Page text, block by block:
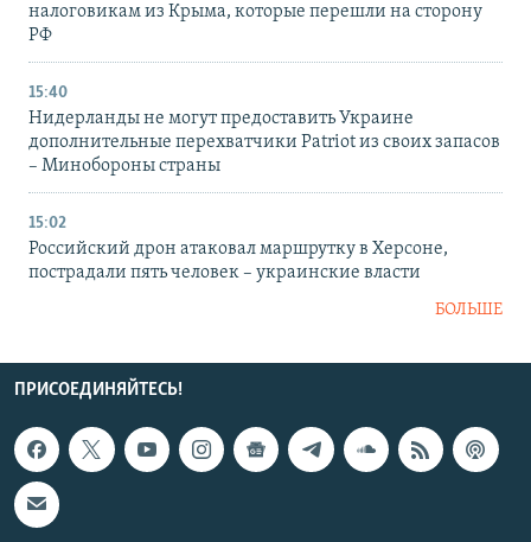
налоговикам из Крыма, которые перешли на сторону
РФ
15:40
Нидерланды не могут предоставить Украине
дополнительные перехватчики Patriot из своих запасов
– Минобороны страны
15:02
Российский дрон атаковал маршрутку в Херсоне,
пострадали пять человек – украинские власти
БОЛЬШЕ
ПРИСОЕДИНЯЙТЕСЬ!